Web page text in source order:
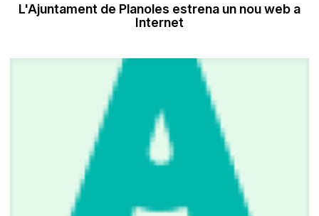
L'Ajuntament de Planoles estrena un nou web a
Internet